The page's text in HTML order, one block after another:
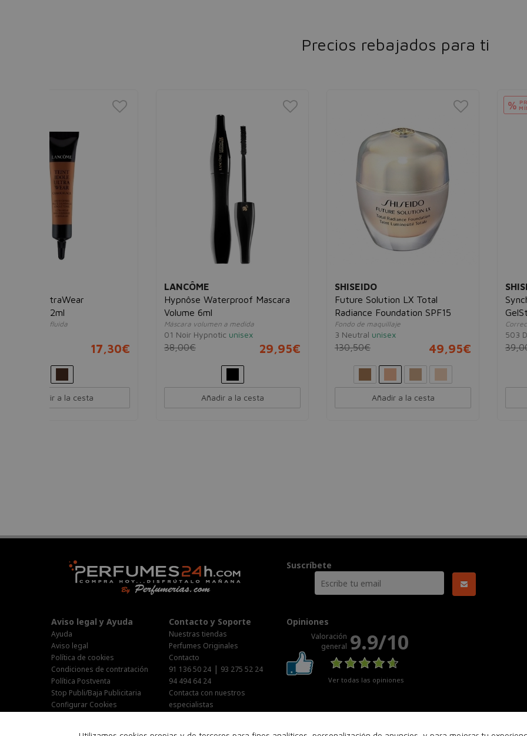
Precios rebajados para ti
Hypnôse Waterproof Mascara
38,00€ 29,95€
Future Solution LX Total
Radiance Foundation SPF15
Fondo de maquillaje
3 Neutral
130,50€ 49,95€
Synchro Skin Correcting
GelStick Concealer
Corrector crema en formato barra
39,00€
Suscríbete
Aviso legal y Ayuda
Ayuda
Aviso legal
Política de cookies
Condiciones de contratación
Política Postventa
Stop Publi/Baja Publicitaria
Configurar Cookies
Contacto y Soporte
Nuestras tiendas
Perfumes Originales
Contacto
91 136 50 24 | 93 275 52 24
94 494 64 24
Contacta con nuestros
especialistas
Opiniones
Valoración
general 9.9/10
Ver todas las opiniones